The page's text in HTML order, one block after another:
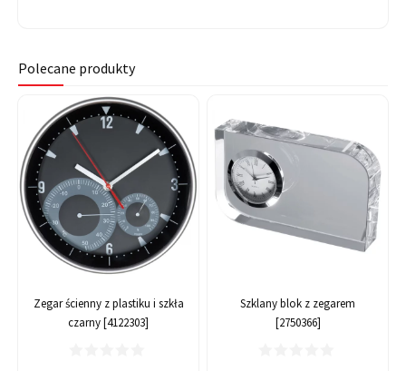
Polecane produkty
Zegar ścienny z plastiku i szkła
czarny [4122303]
Szklany blok z zegarem
[2750366]